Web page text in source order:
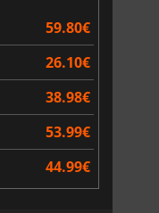
59.80€
26.10€
38.98€
53.99€
44.99€